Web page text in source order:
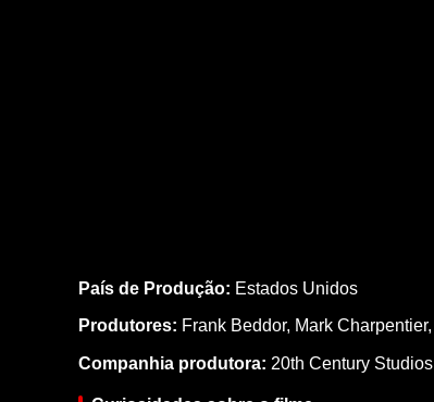
País de Produção: Estados Unidos
Produtores: Frank Beddor, Mark Charpentier,
Companhia produtora: 20th Century Studios